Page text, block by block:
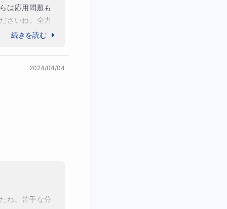
は応用問題も
さいね。全力
緒に頑張って
続きを読む
2024/04/04
ね。苦手な分